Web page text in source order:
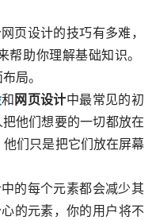
帮助你理解基础知识。
局。
和网页设计中最常见的初
他们想要的一切都放在
们只是把它们放在屏幕
的元素，你的用户将不